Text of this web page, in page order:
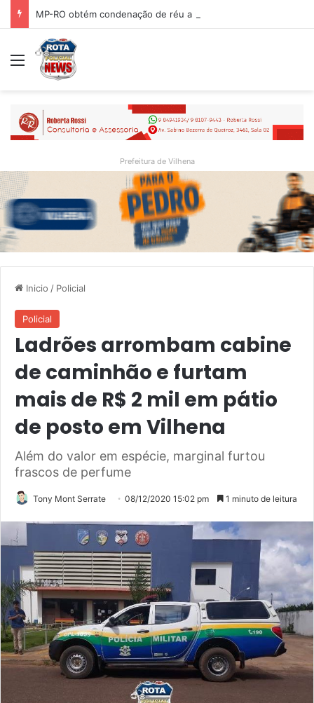
Menu
Prefeitura de Vilhena
Inicio / Policial
Policial
Ladrões arrombam cabine
de caminhão e furtam
mais de R$ 2 mil em pátio
de posto em Vilhena
Além do valor em espécie, marginal furtou
frascos de perfume
Tony Mont Serrate 08/12/2020 15:02 pm 1 minuto de leitura